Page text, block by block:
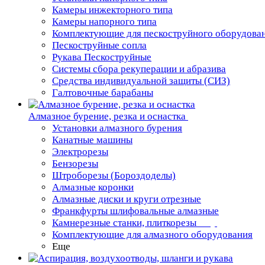
Камеры инжекторного типа
Камеры напорного типа
Комплектующие для пескоструйного
Пескоструйные сопла
Рукава Пескоструйные
Системы сбора рекуперации и абразива
Средства индивидуальной защиты (СИЗ)
Галтовочные барабаны
Алмазное бурение, резка и оснастка
Установки алмазного бурения
Канатные машины
Электрорезы
Бензорезы
Штроборезы (Бороздоделы)
Алмазные коронки
Алмазные диски и круги отрезные
Франкфурты шлифовальные алмазные
Камнерезные станки, плиткорезы
Комплектующие для алмазного оборудования
Еще